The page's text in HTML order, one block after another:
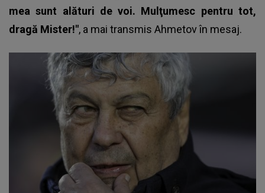
mea sunt alături de voi. Mulţumesc pentru tot,
dragă Mister!", a mai transmis Ahmetov în mesaj.